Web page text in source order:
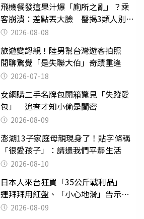
飛機餐發這果汁爆「廁所之亂」？乘
客崩潰：差點丟大臉 醫揭3類人別亂
喝 2026-08-08
旅遊變認親！陸男幫台灣遊客拍照
閒聊驚覺「是失聯大伯」奇蹟重逢
2026-07-18
女網購二手名牌包開箱驚見「失蹤愛
包」 追查才知小偷是閨密
2026-08-09
澎湖13子家庭母親現身了！貼字條稱
「很愛孩子」：請還我們平靜生活
2026-08-10
日本人來台狂買「35公斤戰利品」
連拜拜用紅盤、「小心地滑」告示牌
也帶回家
2026-08-09